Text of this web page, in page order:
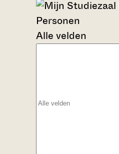
Personen
Alle velden